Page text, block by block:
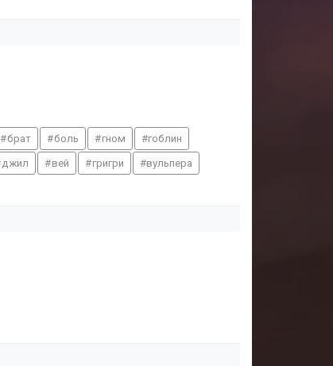
брат боль гном гоблин
джил вей григри вульпера